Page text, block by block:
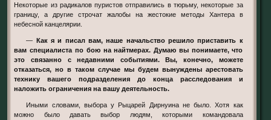
Некоторые из радикалов пуристов отправились в тюрьму, некоторые за
границу, а другие строчат жалобы на жестокие методы Хантера в
небесной канцелярии.
Как я и писал вам, наше начальство решило приставить к
вам специалиста по бою на найтмерах. Думаю вы понимаете, что
это связанно с недавними событиями. Вы, конечно, можете
отказаться, но в таком случае мы будем вынуждены арестовать
технику вашего подразделения до конца расследования и
наложить ограничения на вашу деятельность.
Иными словами, выбора у Рыцарей Дирнуина не было. Хотя как
можно было давать выбор людям, которыми командовала